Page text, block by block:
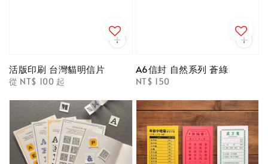
活版印刷 台灣貓明信片
Regular
從 NT$ 100 起
A6信封 自然系列 蒼綠
Regular
NT$ 150